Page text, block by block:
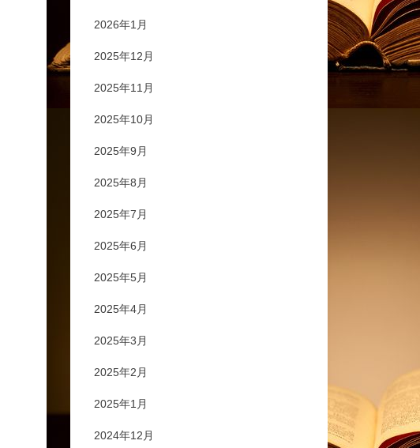
2026年1月
2025年12月
2025年11月
2025年10月
2025年9月
2025年8月
2025年7月
2025年6月
2025年5月
2025年4月
2025年3月
2025年2月
2025年1月
2024年12月